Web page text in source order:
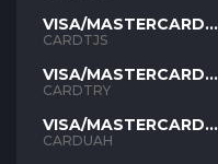
VISA/MASTERCARD
TJS
CARDTJS
VISA/MASTERCARD
TYR
CARDTRY
VISA/MASTERCARD
UAH
CARDUAH